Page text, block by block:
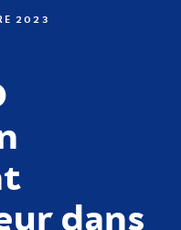
2023
dans